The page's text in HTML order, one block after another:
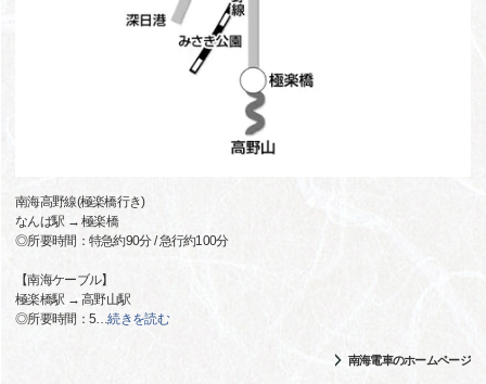
南海高野線(極楽橋行き)
なんば駅 → 極楽橋
◎所要時間：特急約90分 / 急行約100分
【南海ケーブル】
極楽橋駅 → 高野山駅
◎所要時間：5…続きを読む
南海電車のホームページ